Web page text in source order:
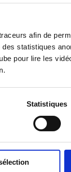
afin de
statistiques
pour lire les
Statistiques